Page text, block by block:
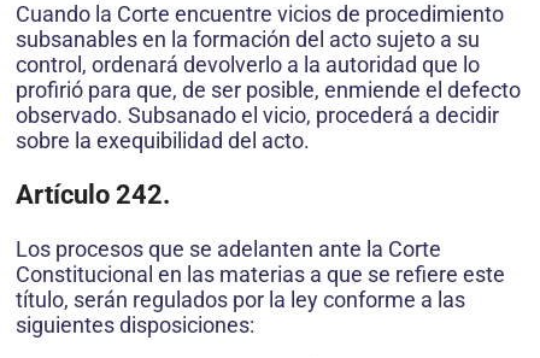
Cuando la Corte encuentre vicios de procedimiento
subsanables en la formación del acto sujeto a su
control, ordenará devolverlo a la autoridad que lo
profirió para que, de ser posible, enmiende el defecto
observado. Subsanado el vicio, procederá a decidir
sobre la exequibilidad del acto.
Artículo 242.
Los procesos que se adelanten ante la Corte
Constitucional en las materias a que se refiere este
título, serán regulados por la ley conforme a las
siguientes disposiciones: